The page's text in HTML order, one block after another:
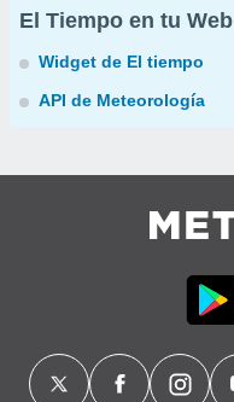
El Tiempo en tu Web
Widget de El tiempo
API de Meteorología